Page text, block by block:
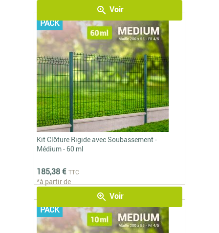
zoom_in Voir
Kit Clôture Rigide avec Soubassement -
Médium - 60 ml
185,38 € TTC
*à partir de
zoom_in Voir
PACK
PACK